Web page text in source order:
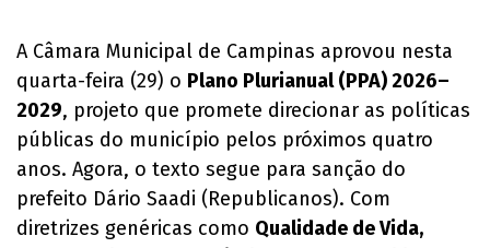
A Câmara Municipal de Campinas aprovou nesta
quarta-feira (29) o Plano Plurianual (PPA) 2026–
2029, projeto que promete direcionar as políticas
públicas do município pelos próximos quatro
anos. Agora, o texto segue para sanção do
prefeito Dário Saadi (Republicanos). Com
diretrizes genéricas como Qualidade de Vida,